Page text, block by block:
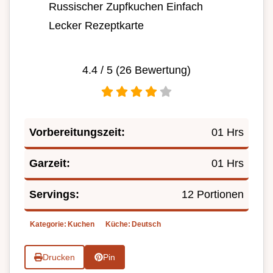
Russischer Zupfkuchen Einfach
Lecker Rezeptkarte
4.4 / 5 (26 Bewertung)
Vorbereitungszeit: 01 Hrs
Garzeit: 01 Hrs
Servings: 12 Portionen
Kategorie: Kuchen Küche: Deutsch
Drucken Pin